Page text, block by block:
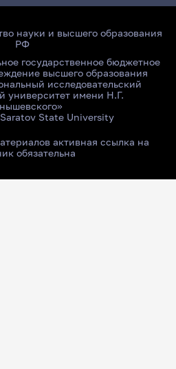
науки и высшего образования
РФ
государственное бюджетное
высшего образования
исследовательский
университет имени Н.Г.
State University
активная ссылка на
обязательна